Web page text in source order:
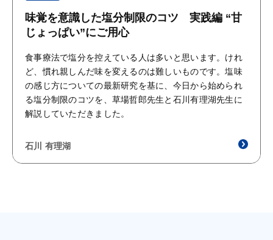
味覚を意識した塩分制限のコツ 実践編 “甘
じょっぱい”にご用心
食事療法で塩分を控えている人は多いと思います。けれ
ど、慣れ親しんだ味を変えるのは難しいものです。塩味
の感じ方についての最新研究を基に、今日から始められ
る塩分制限のコツを、草場哲郎先生と石川有理湖先生に
解説していただきました。
石川 有理湖